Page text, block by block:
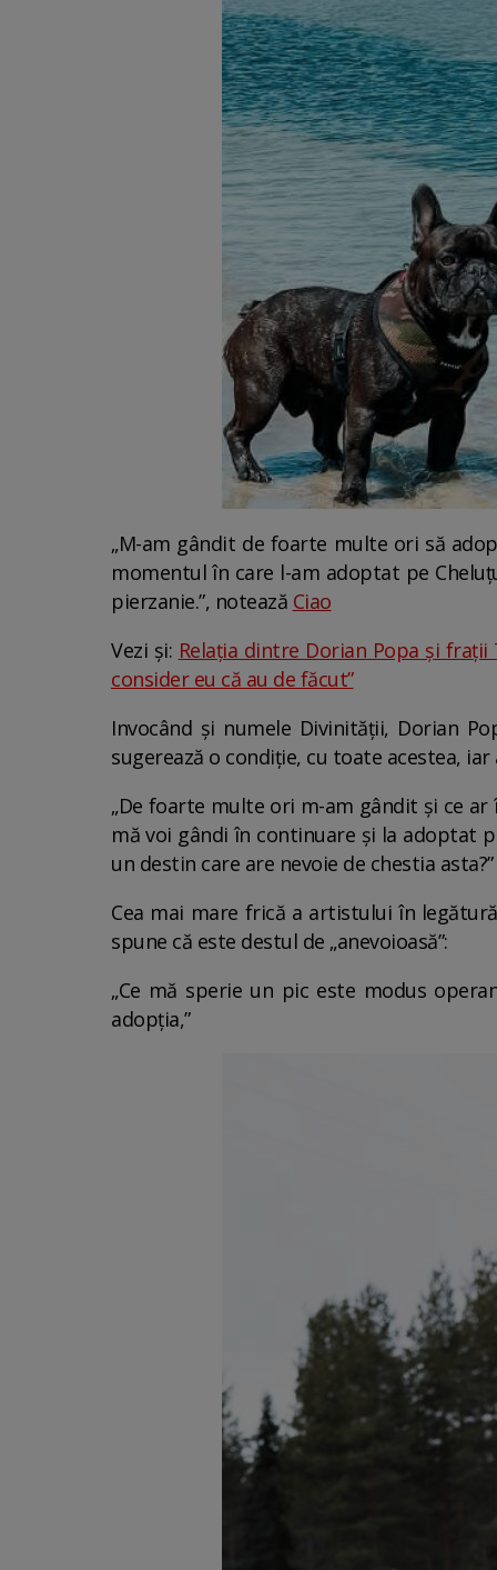
„M-am gândit de foarte multe ori să
momentul în care l-am adoptat pe
pierzanie.”, notează Ciao
Vezi și: Relația dintre Dorian Popa și
consider eu că au de făcut”
Invocând și numele Divinității, Dorian
sugerează o condiție, cu toate acestea,
„De foarte multe ori m-am gândit și ce
mă voi gândi în continuare și la adoptat
un destin care are nevoie de chestia asta?”
Cea mai mare frică a artistului în
spune că este destul de „anevoioasă”:
„Ce mă sperie un pic este modus
adopția,”